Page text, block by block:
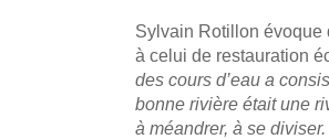
Sylvain Rotillon évoque
à celui de restauration
des cours d’eau a
bonne rivière était une
à méandrer, à se